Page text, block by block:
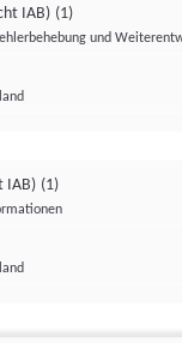
IAB) (1)
und
IAB) (1)